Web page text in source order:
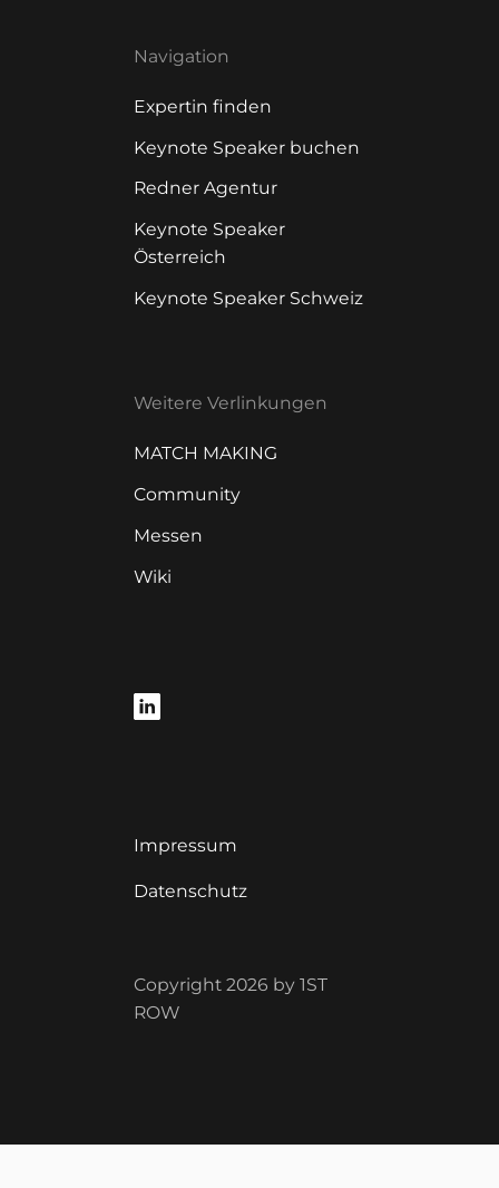
Navigation
Expertin finden
Keynote Speaker buchen
Redner Agentur
Keynote Speaker
Österreich
Keynote Speaker Schweiz
Weitere Verlinkungen
MATCH MAKING
Community
Messen
Wiki
Impressum
Datenschutz
Copyright 2026 by 1ST
ROW